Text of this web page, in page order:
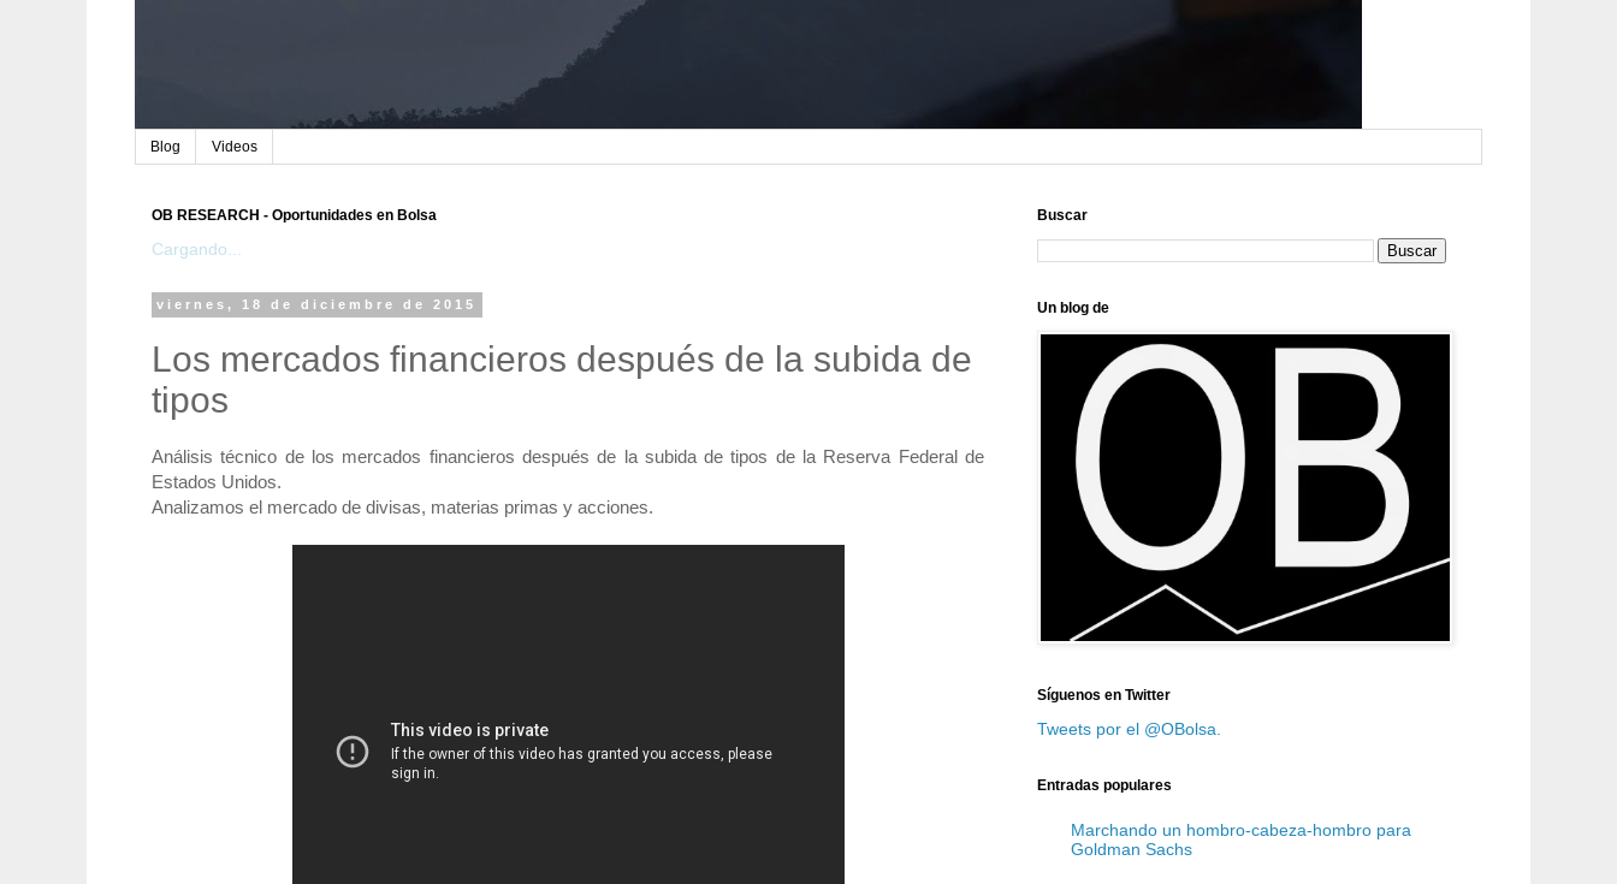
Blog Videos
OB RESEARCH - Oportunidades en Bolsa
Cargando...
viernes, 18 de diciembre de 2015
Los mercados financieros después de la subida de
tipos
Análisis técnico de los mercados financieros después de la subida de tipos de la Reserva Federal de
Estados Unidos.
Analizamos el mercado de divisas, materias primas y acciones.
Buscar
Un blog de
Síguenos en Twitter
Tweets por el @OBolsa.
Entradas populares
Marchando un hombro-cabeza-hombro para
Goldman Sachs